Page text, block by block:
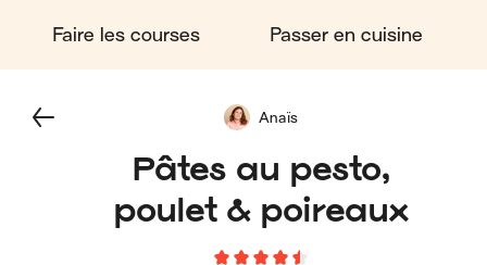
Faire les courses Passer en cuisine
Pâtes au pesto,
poulet & poireaux
Anaïs